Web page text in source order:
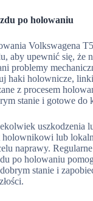
po holowaniu
Volkswagena
aby upewnić się, że
problemy
haki holownicze,
z procesem
stanie i gotowe do
uszkodzenia
holownikowi lub
naprawy.
po holowaniu
stanie i